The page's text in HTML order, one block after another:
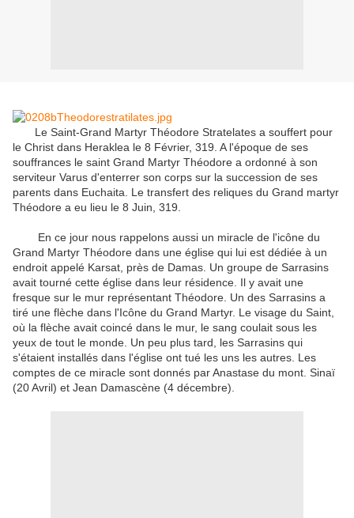
Le Saint-Grand Martyr Théodore Stratelates a souffert pour
le Christ dans Heraklea le 8 Février, 319. A l'époque de ses
souffrances le saint Grand Martyr Théodore a ordonné à son
serviteur Varus d'enterrer son corps sur la succession de ses
parents dans Euchaita Le transfert des reliques du Grand martyr
Théodore a eu lieu le 8 Juin 319.
En ce jour nous rappelons aussi un miracle de l'icône du
Grand Martyr Théodore dans une église qui lui est dédiée à un
endroit appelé Karsat près de Damas Un groupe de Sarrasins
avait tourné cette église dans leur résidence Il y avait une
fresque sur le mur représentant Théodore. Un des Sarrasins a
tiré une flèche dans l'Icône du Grand Martyr. Le visage du Saint,
où la flèche avait coincé dans le mur, le sang coulait sous les
yeux de tout le monde Un peu plus tard les Sarrasins qui
s'étaient installés dans l'église ont tué les uns les autres Les
comptes de ce miracle sont donnés parAnastase du mont. Sinaï
(20Avril) et Jean Damascène (4 décembre).